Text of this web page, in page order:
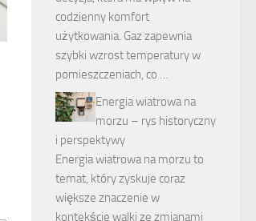
codzienny komfort
użytkowania. Gaz zapewnia
szybki wzrost temperatury w
pomieszczeniach, co …
Energia wiatrowa na
morzu – rys historyczny
i perspektywy
Energia wiatrowa na morzu to
temat, który zyskuje coraz
większe znaczenie w
kontekście walki ze zmianami